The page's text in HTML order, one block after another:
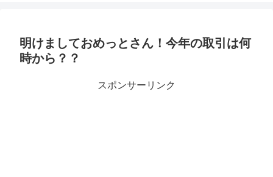
明けましておめっとさん！今年の取引は何
時から？？
スポンサーリンク